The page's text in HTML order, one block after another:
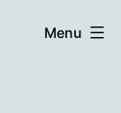
Menu